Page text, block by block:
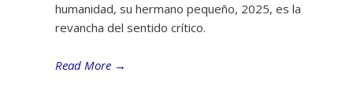
humanidad, su hermano pequeño, 2025, es la
revancha del sentido crítico.
Read More →